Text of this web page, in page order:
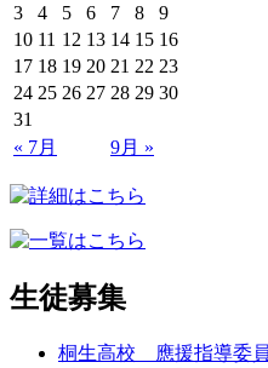
3
4 5 6 7 8
9
10 11 12 13 14 15 16
17 18 19 20 21 22 23
24 25 26 27 28 29 30
31
« 7月
9月 »
生徒募集
桐生高校 應援指導委